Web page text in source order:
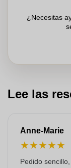
¿Necesitas
Lee las
Anne-Marie
★★★★★
Pedido